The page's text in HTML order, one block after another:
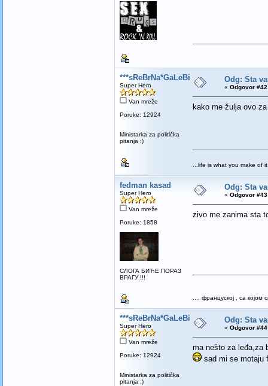
***sReBrNa*GaLeBiCa***
Super Hero
Van mreže
Poruke: 12924
Ministarka za politička
pitanja :)
Odg: Sta
« Odgovor
kako me žulja ovo
...life is what you make of
fedman kasad
Super Hero
Van mreže
Poruke: 1858
СЛОГА БИЋЕ ПОРАЗ
ВРАГУ !!!
Odg: Sta
« Odgovor
zivo me zanima sta
.... француској , са
***sReBrNa*GaLeBiCa***
Super Hero
Van mreže
Poruke: 12924
Ministarka za politička
pitanja :)
Odg: Sta
« Odgovor
ma nešto za leđa,za
sad mi se motaju